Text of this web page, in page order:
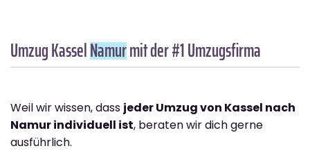
Umzug KasselNamurmit der #1 Umzugsfirma
Weil wir wissen, dass jeder Umzug von Kassel nach
Namur individuell ist, beraten wir dich gerne
ausführlich.